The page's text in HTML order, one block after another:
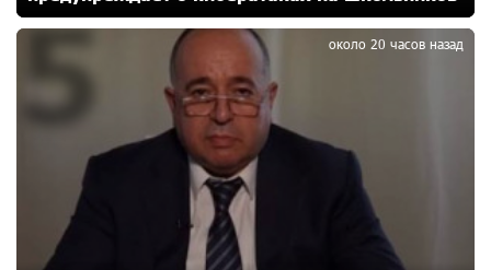
Москва–Баку: есть разногласия, но связи
сохраняются. А мы что делаем?
День благодарности клиентам в Ванадзоре: IDBank
Пашинян замотивирован уничтожить Армению․
Аршак Карапетян
около 20 часов назад
5